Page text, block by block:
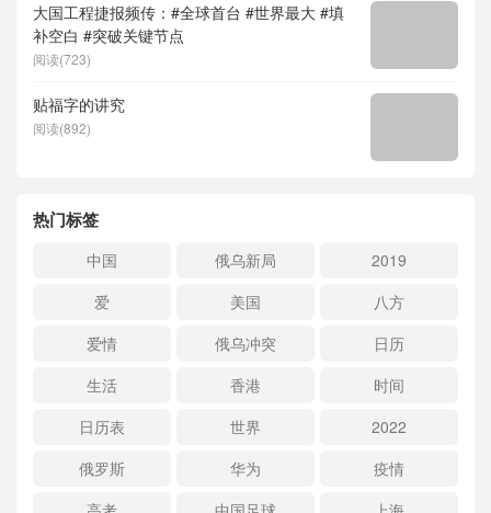
大国工程捷报频传：#全球首台 #世界最大 #填
补空白 #突破关键节点
阅读(723)
贴福字的讲究
阅读(892)
热门标签
中国 俄乌新局
2019
爱
美国
八方
爱情
俄乌冲突
日历
生活
香港
时间
日历表
世界
2022
俄罗斯
华为
疫情